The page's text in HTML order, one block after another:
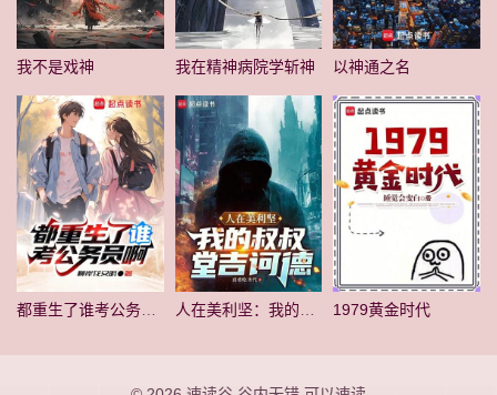
我不是戏神 我在精神病院学斩神 以神通之名
1979黄金时代